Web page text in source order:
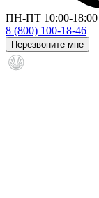
ПН-ПТ 10:00-18:00
8 (800) 100-18-46
Перезвоните мне